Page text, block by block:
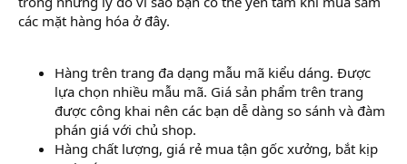
các mặt hàng hóa ở đây.
Hàng trên trang đa dạng mẫu mã kiểu dáng. Được
lựa chọn nhiều mẫu mã. Giá sản phẩm trên trang
được công khai nên các bạn dễ dàng so sánh và đàm
phán giá với chủ shop.
Hàng chất lượng, giá rẻ mua tận gốc xưởng, bắt kịp